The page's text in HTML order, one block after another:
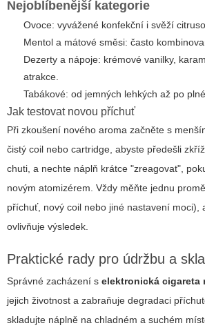
Nejoblíbenější kategorie
Ovoce: vyvážené konfekční i svěží
Mentol a mátové směsi: často
Dezerty a nápoje: krémové vanilky,
atrakce.
Tabákové: od jemných lehkých až po
Jak testovat novou příchuť
Při zkoušení nového aroma začněte s
čistý coil nebo cartridge, abyste předešli
chuti, a nechte náplň krátce "zreagovat",
novým atomizérem. Vždy měňte jednu
příchuť, nový coil nebo jiné nastavení moci),
ovlivňuje výsledek.
Praktické rady pro údržbu a
Správné zacházení s elektronická cigareta
jejich životnost a zabraňuje degradaci
skladujte náplně na chladném a suchém